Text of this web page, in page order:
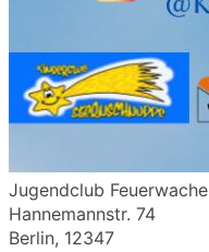
Jugendclub Feuerwache
Hannemannstr. 74
Berlin, 12347